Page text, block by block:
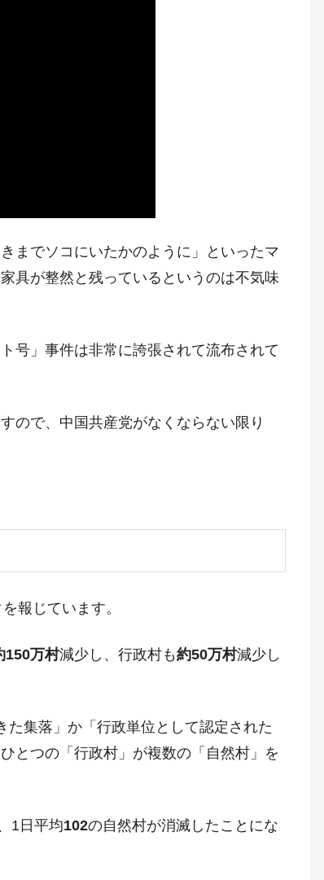
とは？
ーリーグとは？
までソコにいたかのように」といったマ
具が整然と残っているというのは不気味
号」事件は非常に誇張されて流布されて
ので、中国共産党がなくならない限り
報じています。
150万村減少し、行政村も約50万村減少し
た集落」か「行政単位として認定された
とつの「行政村」が複数の「自然村」を
1日平均102の自然村が消滅したことにな